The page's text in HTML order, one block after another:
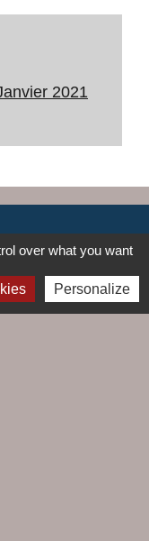
2021
over what you want
Personalize